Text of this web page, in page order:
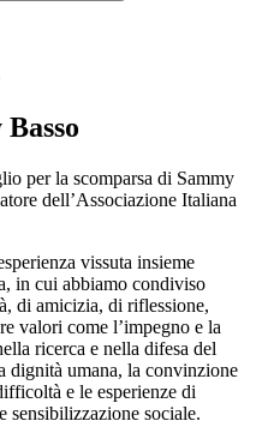
per la scomparsa di Sammy
dell’Associazione Italiana
vissuta insieme
in cui abbiamo condiviso
di amicizia, di riflessione,
valori come l’impegno e la
ricerca e nella difesa del
dignità umana, la convinzione
e le esperienze di
sensibilizzazione sociale.